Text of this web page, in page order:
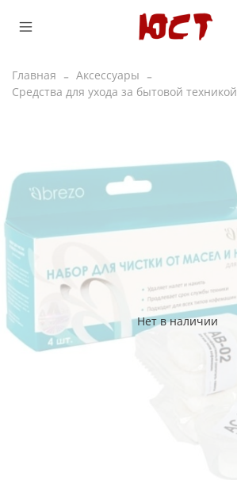
Главная
Аксессуары
Средства для ухода за бытовой техникой
Нет в наличии